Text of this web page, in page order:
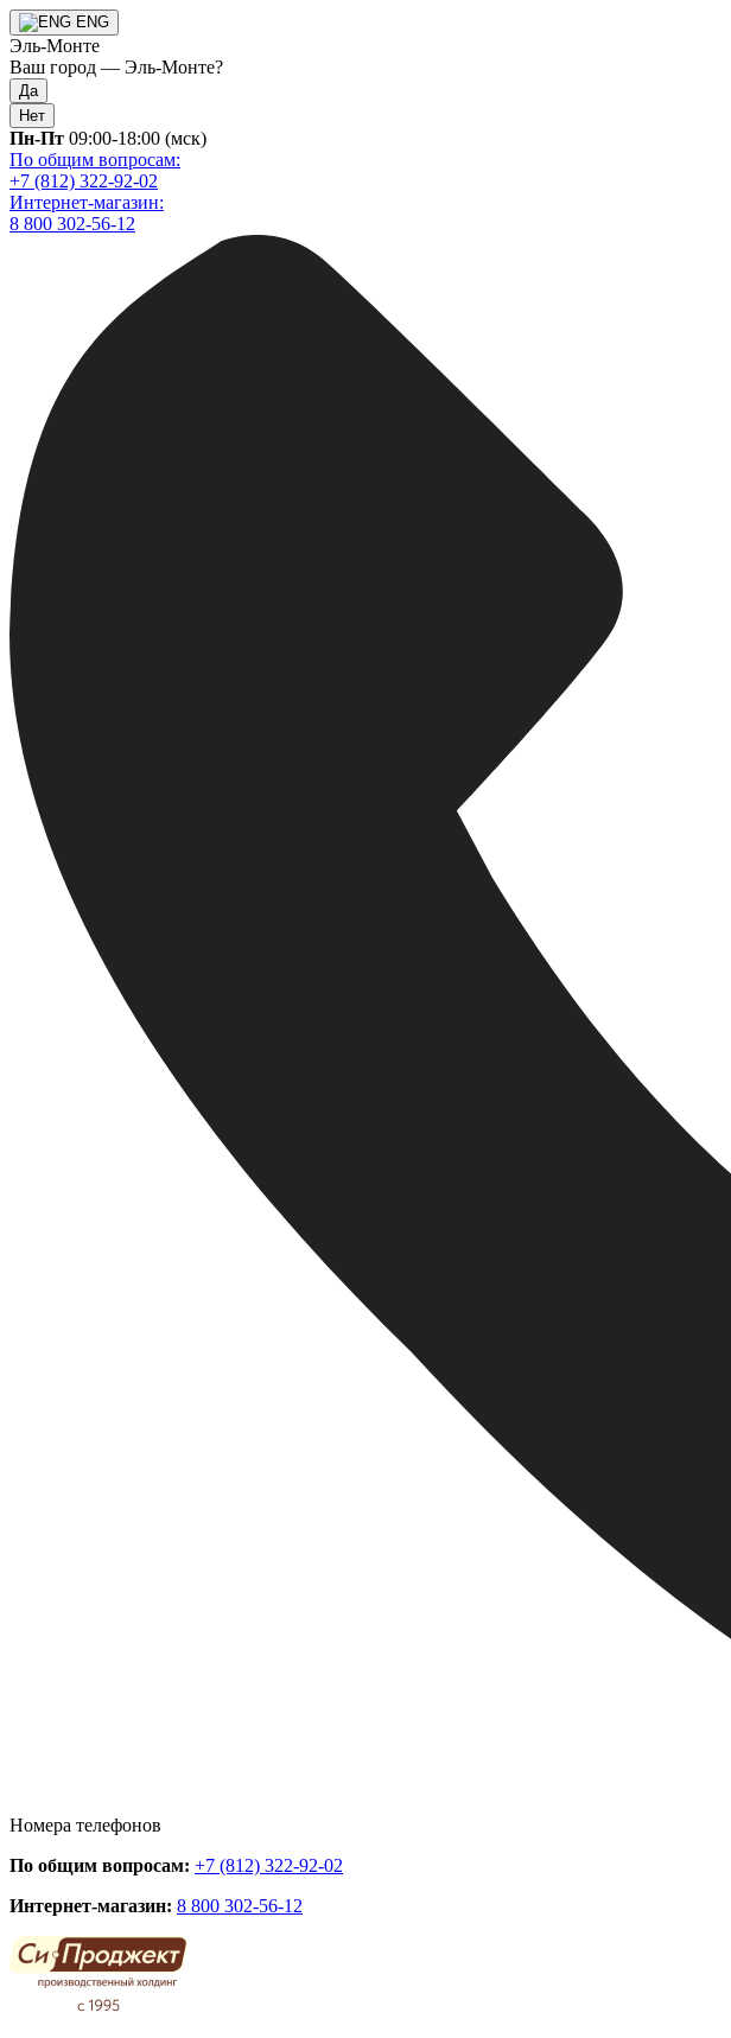
ENG
Эль-Монте
Ваш город — Эль-Монте?
Да
Нет
Пн-Пт 09:00-18:00 (мск)
По общим вопросам:
+7 (812) 322-92-02
Интернет-магазин:
8 800 302-56-12
Номера телефонов
По общим вопросам: +7 (812) 322-92-02
Интернет-магазин: 8 800 302-56-12